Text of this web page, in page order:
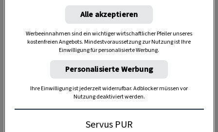
2:20 Stunden Alle akzeptieren
Werbeeinnahmen sind ein wichtiger wirtschaftlicher Pfeiler unseres
kostenfreien Angebots. Mindestvoraussetzung zur Nutzung ist Ihre
Einwilligung für personalisierte Werbung.
Personalisierte Werbung
Ihre Einwilligung ist jederzeit widerrufbar. Adblocker müssen vor
Nutzung deaktiviert werden.
Servus PUR